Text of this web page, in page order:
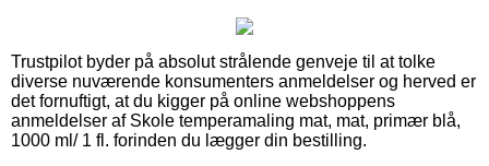
Trustpilot byder på absolut strålende genveje til at tolke
diverse nuværende konsumenters anmeldelser og herved er
det fornuftigt, at du kigger på online webshoppens
anmeldelser af Skole temperamaling mat, mat, primær blå,
1000 ml/ 1 fl. forinden du lægger din bestilling.